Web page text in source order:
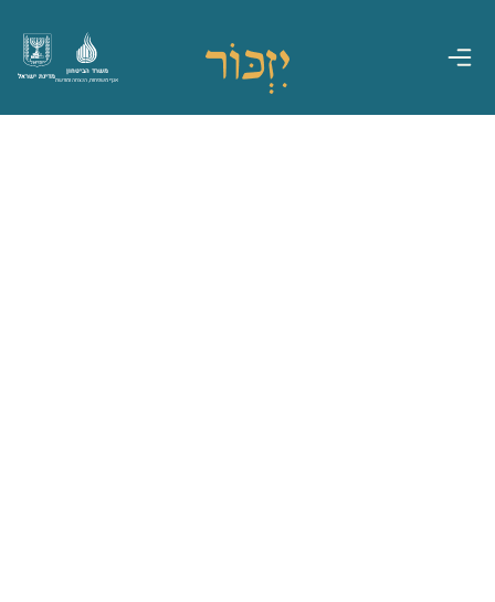
מדינת ישראל
משרד הביטחון
אגף משפחות, הנצחה ומורשת